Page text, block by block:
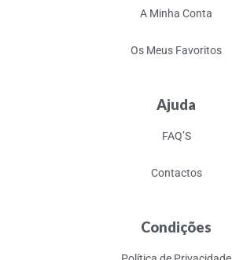
A Minha Conta
Os Meus Favoritos
Ajuda
FAQ’S
Contactos
Condições